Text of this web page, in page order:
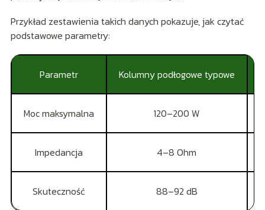
Przykład zestawienia takich danych pokazuje, jak czytać
podstawowe parametry:
Parametr Kolumny podłogowe typowe
Moc maksymalna 120–200 W
Impedancja 4–8 Ohm
Skuteczność 88–92 dB